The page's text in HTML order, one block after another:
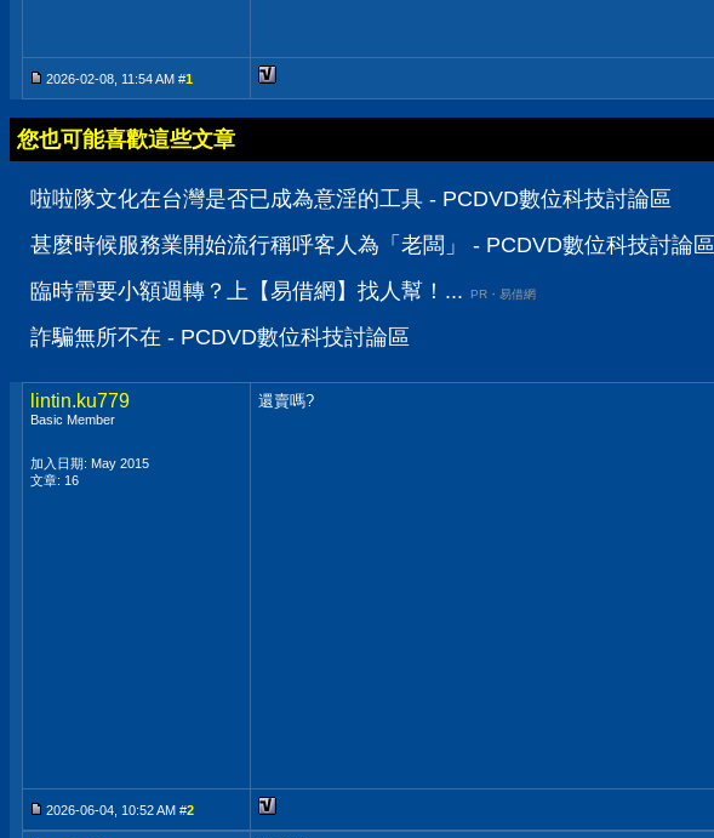
2026-02-08, 11:54 AM #1
您也可能喜歡這些文章
啦啦隊文化在台灣是否已成為意淫的工具 - PCDVD數位科技討論區
甚麼時候服務業開始流行稱呼客人為「老闆」 - PCDVD數位科技討論區
臨時需要小額週轉？上【易借網】找人幫！...
PR・易借網
詐騙無所不在 - PCDVD數位科技討論區
lintin.ku779
Basic Member
加入日期: May 2015
文章: 16
還賣嗎?
2026-06-04, 10:52 AM #2